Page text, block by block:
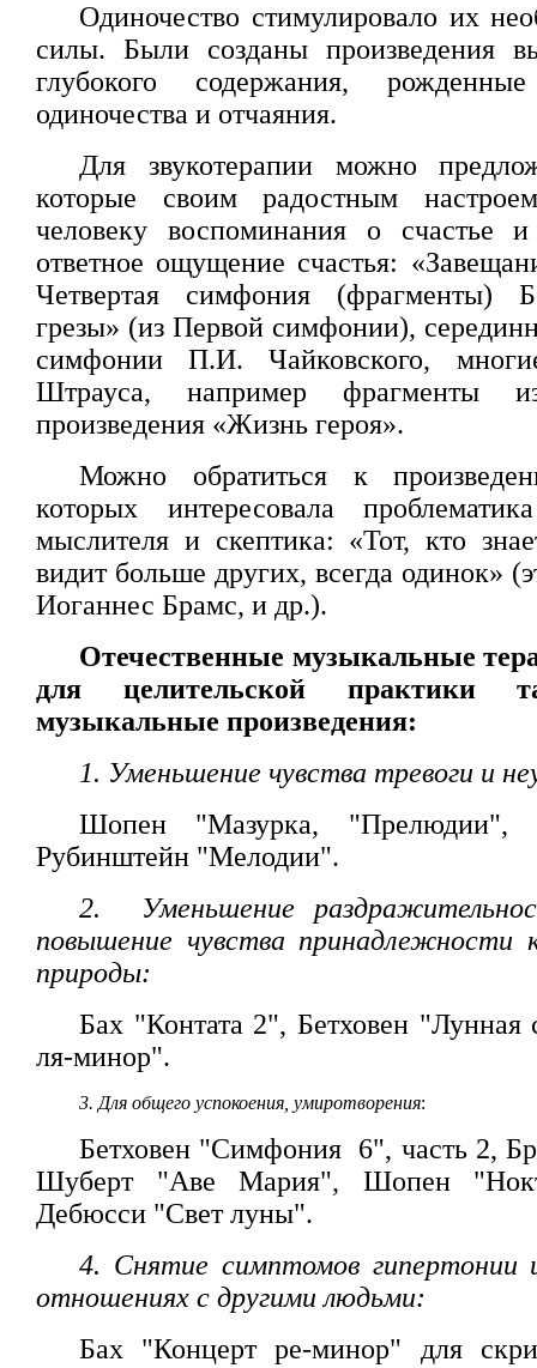
Одиночество стимулировало их
силы. Были созданы произведения
глубокого содержания,
одиночества и отчаяния.
Для звукотерапии можно
которые своим радостным
человеку воспоминания о счастье
ответное ощущение счастья:
Четвертая симфония (фрагменты)
грезы» (из Первой симфонии),
симфонии П.И. Чайковского,
Штрауса, например фрагменты
произведения «Жизнь героя».
Можно обратиться к
которых интересовала
мыслителя и скептика: «Тот, кто
видит больше других, всегда одинок»
Иоганнес Брамс, и др.).
Отечественные музыкальные
для целительской практики
музыкальные произведения:
1. Уменьшение чувства тревоги и
Шопен "Мазурка, "Прелюдии",
Рубинштейн "Мелодии".
2. Уменьшение
повышение чувства принадлежности
природы:
Бах "Контата 2", Бетховен
ля-минор".
3. Для общего успокоения, умиротворения:
Бетховен "Симфония 6", часть 2,
Шуберт "Аве Мария", Шопен
Дебюсси "Свет луны".
4. Снятие симптомов гипертонии
отношениях с другими людьми:
Бах "Концерт ре-минор" для